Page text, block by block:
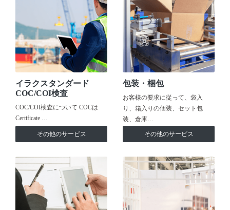
イラクスタンダード
COC/COI検査
COC/COI検査について COCは
Certificate …
その他のサービス
包装・梱包
お客様の要求に従って、袋入
り、箱入りの個装、セット包
装、倉庫…
その他のサービス